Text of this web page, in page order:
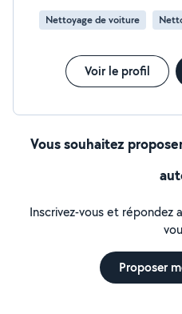
Nettoyage de voiture
Voir le profil
Vous souhaitez
Inscrivez-vous et répondez
Proposer